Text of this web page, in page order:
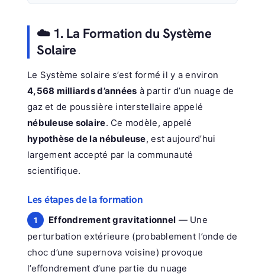
☁️ 1. La Formation du Système
Solaire
Le Système solaire s’est formé il y a environ
4,568 milliards d’années à partir d’un nuage de
gaz et de poussière interstellaire appelé
nébuleuse solaire. Ce modèle, appelé
hypothèse de la nébuleuse, est aujourd’hui
largement accepté par la communauté
scientifique.
Les étapes de la formation
1 Effondrement gravitationnel — Une
perturbation extérieure (probablement l’onde de
choc d’une supernova voisine) provoque
l’effondrement d’une partie du nuage